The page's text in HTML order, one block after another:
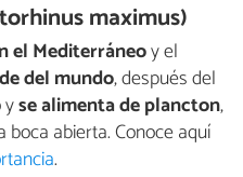
maximus)
el Mediterráneoy el
del mundo, después del
se alimenta de plancton,
abierta. Conoce aquí
.